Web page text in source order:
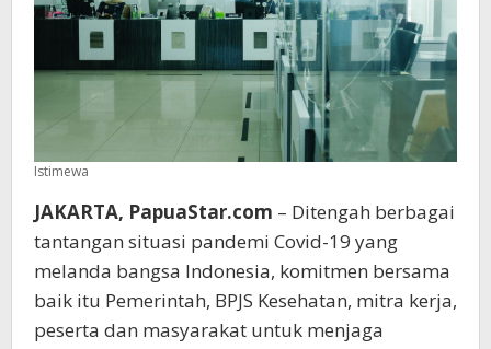
Istimewa
JAKARTA, PapuaStar.com – Ditengah berbagai
tantangan situasi pandemi Covid-19 yang
melanda bangsa Indonesia, komitmen bersama
baik itu Pemerintah, BPJS Kesehatan, mitra kerja,
peserta dan masyarakat untuk menjaga